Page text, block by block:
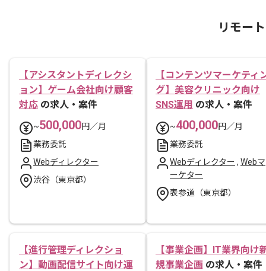
リモー
【アシスタントディレクシ
ョン】ゲーム会社向け顧客
対応 の求人・案件
~500,000円／月
業務委託
Webディレクター
渋谷（東京都）
【コンテンツマーケティ
グ】美容クリニック向け
SNS運用 の求人・案件
~400,000円／月
業務委託
Webディレクター , Webマ
ーケター
表参道（東京都）
【進行管理ディレクショ
ン】動画配信サイト向け運
【事業企画】IT業界向け
規事業企画 の求人・案件